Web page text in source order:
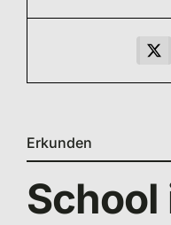
Erkunden
School